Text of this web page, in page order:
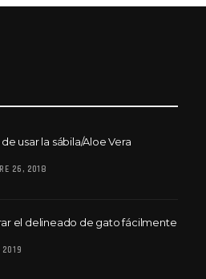
usar la sábila/Aloe Vera
26, 2018
el delineado de gato fácilmente